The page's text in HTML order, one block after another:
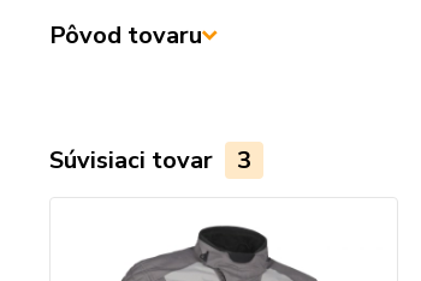
Pôvod tovaru
Súvisiaci tovar 3